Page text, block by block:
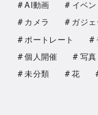
AI動画 イベン
カメラ
ガジェ
ポートレート
個人開催
写真
未分類
花